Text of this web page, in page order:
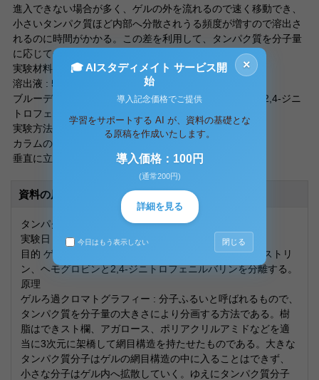
進入できない場合が多く、ゲルの外を流れるので速く移動でき、
小さいタンパク質ほど内部へ分散されうる頻度が増すので溶出さ
れるのに時間がかかる。この差を利用して、タンパク質を分子量
に応じて分画する。
実験材料
溶出液 : 50mM NaCl, 10mM Tris-HCl (pH7.2) 50ml
ブルーデキストリン(5mg/ml)、ヘモグロビン(5mg/ml)、2,4-ジニ
トロフェニルバリン(0.25mg/ml) 混合液 0.5ml
実験方法
カラムの調整
垂直に立てたカラムに溶出液をカ
資料の原本内容
タンパク質分離実験
実験日 7月6日
目的 ゲルろ過クロマトグラフィーを行い、ブルーデキストリ
ン、ヘモグロビンと2,4-ジニトロフェニルバリンを分離する。
原理
ゲルろ過クロマトグラフィー : 分子ふるいと呼ばれるもので、
タンパク質を分子量の大きさにより分画する方法である。樹
脂はできスト欄、アガロース、ポリアクリルアミドなどを適
当に3次元に架橋して網目構造を持たせたものである。大きな
タンパク質分子はゲルの網目構造の中に入ることはできず、
小さな分子はゲル内へ拡散していく。ゆえにタンパク質分子
×
🎓 AIスタディメイト サービス開
始
導入記念価格でご提供
学習をサポートする AI が、資料の基礎とな
る原稿を作成いたします。
導入価格：100円
(通常200円)
詳細を見る
今日はもう表示しない 閉じる